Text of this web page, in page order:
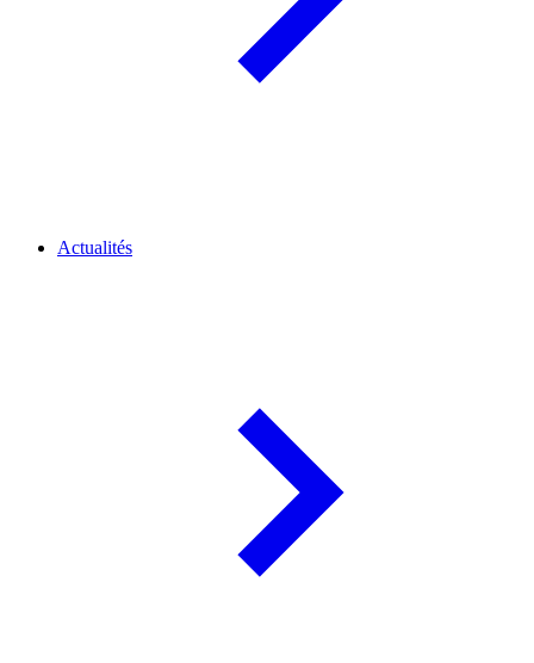
Actualités